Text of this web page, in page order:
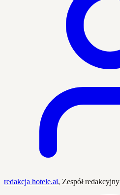
redakcja hotele.ai, Zespół redakcyjny